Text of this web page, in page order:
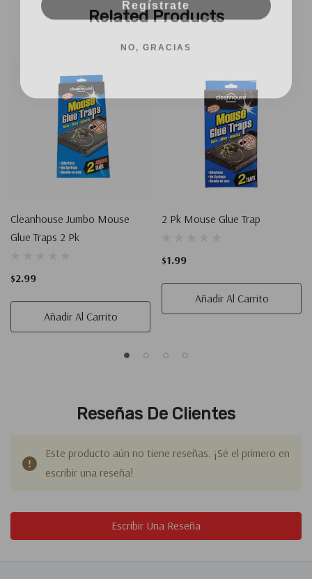
personalizadaRelated Products
Cleanhouse Jumbo Mouse
Glue Traps 2 Pk
$2.99
Añadir Al Carrito
2 Pk Mouse Glue Trap
$1.99
Añadir Al Carrito
Reseñas De Clientes
Este producto aún no tiene reseñas. ¡Sé el primero en
escribir una reseña!
Escribir Una Reseña